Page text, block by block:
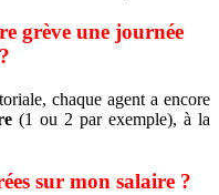
grève une journée
chaque agent a encore
(1 ou 2 par exemple), à la
sur mon salaire ?